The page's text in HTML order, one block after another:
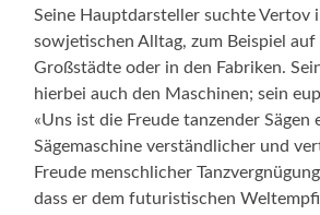
Seine Hauptdarsteller suchte Vertov
sowjetischen Alltag, zum Beispiel
Großstädte oder in den Fabriken.
hierbei auch den Maschinen; sein
«Uns ist die Freude tanzender Sägen
Sägemaschine verständlicher und
Freude menschlicher
dass er dem futuristischen